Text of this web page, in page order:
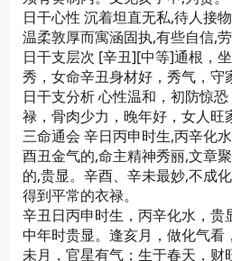
日干心性 沉着坦直无私,待人接
温柔敦厚而寓涵固执,有些自信,劳
日干支层次 [辛丑][中等]通根，
秀，女命辛丑身材好，秀气，守
日干支分析 心性温和，初防惊
禄，骨肉少力，晚年好，女人旺
三命通会 辛日丙申时生,丙辛化
酉丑金气的,命主精神秀丽,文章
的,贵显。辛酉、辛未最妙,不成
得到平常的衣禄。
辛丑日丙申时生，丙辛化水，贵
中年时贵显。逢亥月，做化气看
未月，官星有气；生于春天，财